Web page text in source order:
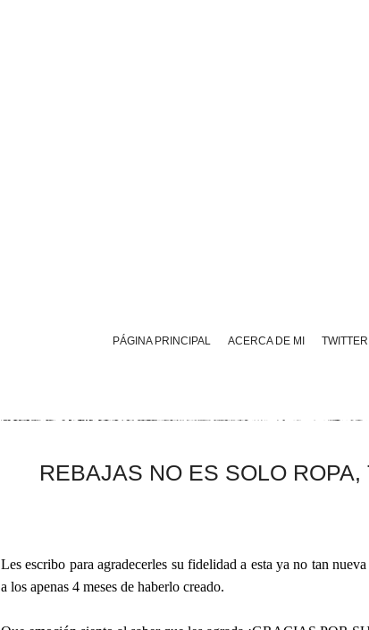
PÁGINA PRINCIPAL ACERCA DE MI TWITTER
REBAJAS NO ES SOLO
Les escribo para agradecerles su fidelidad a esta ya no tan
a los apenas 4 meses de haberlo creado.